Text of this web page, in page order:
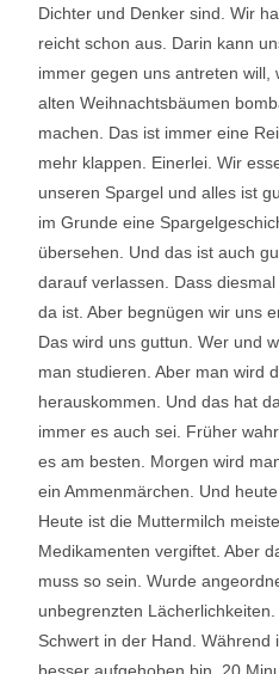
Dichter und Denker sind. Wir
reicht schon aus. Darin kann
immer gegen uns antreten will,
alten Weihnachtsbäumen
machen. Das ist immer eine
mehr klappen. Einerlei. Wir
unseren Spargel und alles ist
im Grunde eine
übersehen. Und das ist auch
darauf verlassen. Dass
da ist. Aber begnügen wir uns
Das wird uns guttun. Wer und
man studieren. Aber man wird
herauskommen. Und das hat
immer es auch sei. Früher
es am besten. Morgen wird
ein Ammenmärchen. Und
Heute ist die Muttermilch
Medikamenten vergiftet. Aber
muss so sein. Wurde
unbegrenzten
Schwert in der Hand. Während